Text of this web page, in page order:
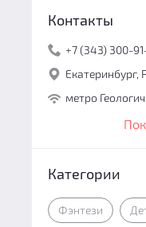
Контакты
+7 (343) 300-
Екатеринбург,
метро
Категории
Фэнтези